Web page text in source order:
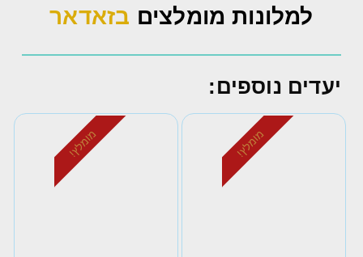
למלונות מומלצים בזאדאר
יעדים נוספים:
מומלץ! מומלץ!